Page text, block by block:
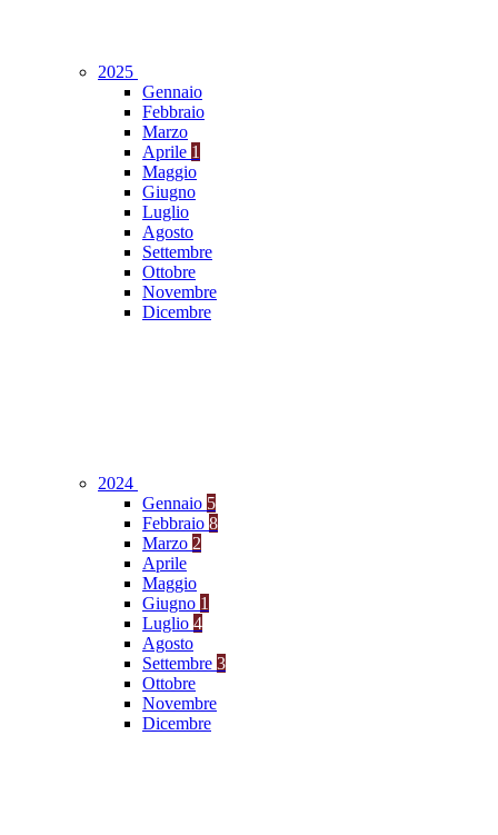
2025
Gennaio
Febbraio
Marzo
Aprile 1
Maggio
Giugno
Luglio
Agosto
Settembre
Ottobre
Novembre
Dicembre
2024
Gennaio 5
Febbraio 8
Marzo 2
Aprile
Maggio
Giugno 1
Luglio 4
Agosto
Settembre 3
Ottobre
Novembre
Dicembre